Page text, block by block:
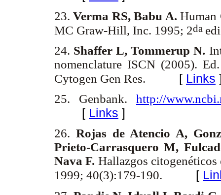
23.Verma RS, Babu A. Human
MC Graw-Hill, Inc. 1995; 2da
24. Shaffer L, Tommerup N.
nomenclature ISCN (2005).
Cytogen Gen Res.
[ Links
25. Genbank. http://
[ Links ]
26. Rojas de Atencio A,
Prieto-Carrasquero M,
Nava F. Hallazgos
1999; 40(3):179-190.
[